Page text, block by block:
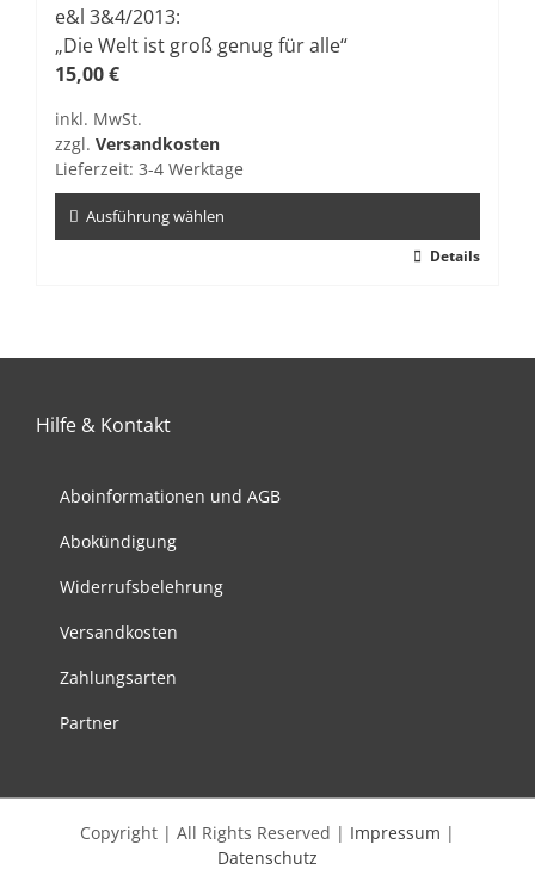
auf.
Die
Optionen
auf
der
gewählt
werden
e&l 3&4/2013:
„Die Welt ist groß genug für alle“
15,00€
inkl. MwSt.
zzgl. Versandkosten
Lieferzeit: 3-4 Werktage
Ausführung wählen
Die
können
der
Produktseite
werden
Details
Hilfe & Kontakt
Aboinformationen und AGB
Abokündigung
Widerrufsbelehrung
Versandkosten
Zahlungsarten
Partner
Copyright | All Rights Reserved | Impressum |
Datenschutz